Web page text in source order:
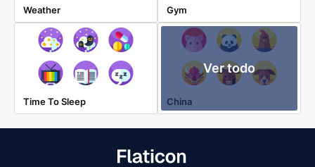
Weather Gym
Time To Sleep
Ver todo
China